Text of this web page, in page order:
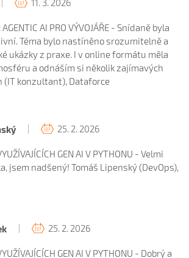
11. 3. 2026
AGENTIC AI PRO VÝVOJÁŘE - Snídaně byla
Téma bylo nastíněno srozumitelně a
ukázky z praxe. I v online formátu měla
a odnáším si několik zajímavých
(IT konzultant), Dataforce
25. 2. 2026
GEN AI V PYTHONU - Velmi
jsem nadšený! Tomáš Lipenský (DevOps),
25. 2. 2026
GEN AI V PYTHONU - Dobrý a